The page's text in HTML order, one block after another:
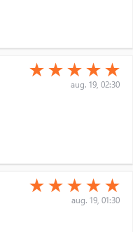
(*)
★ (*)
★ (*)
★ (*)
★ (*)
★
aug. 19, 02:30
(*)
★ (*)
★ (*)
★ (*)
★ (*)
★
aug. 19, 01:30